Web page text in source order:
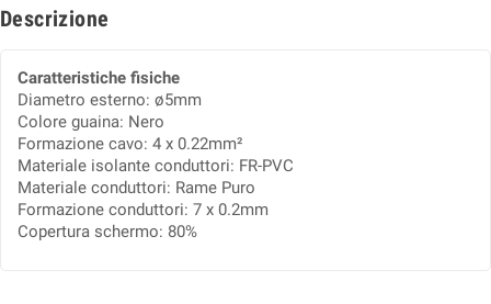
Descrizione
Caratteristiche fisiche
Diametro esterno: ø5mm
Colore guaina: Nero
Formazione cavo: 4 x 0.22mm²
Materiale isolante conduttori: FR-PVC
Materiale conduttori: Rame Puro
Formazione conduttori: 7 x 0.2mm
Copertura schermo: 80%